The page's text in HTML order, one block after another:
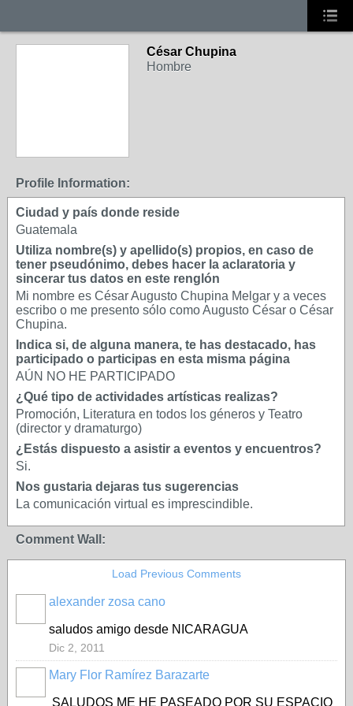
César Chupina
Hombre
Profile Information:
Ciudad y país donde reside
Guatemala
Utiliza nombre(s) y apellido(s) propios, en caso de
tener pseudónimo, debes hacer la aclaratoria y
sincerar tus datos en este renglón
Mi nombre es César Augusto Chupina Melgar y a veces
escribo o me presento sólo como Augusto César o César
Chupina.
Indica si, de alguna manera, te has destacado, has
participado o participas en esta misma página
AÚN NO HE PARTICIPADO
¿Qué tipo de actividades artísticas realizas?
Promoción, Literatura en todos los géneros y Teatro
(director y dramaturgo)
¿Estás dispuesto a asistir a eventos y encuentros?
Si.
Nos gustaria dejaras tus sugerencias
La comunicación virtual es imprescindible.
Comment Wall:
Load Previous Comments
alexander zosa cano
saludos amigo desde NICARAGUA
Dic 2, 2011
Mary Flor Ramírez Barazarte
SALUDOS ME HE PASEADO POR SU ESPACIO